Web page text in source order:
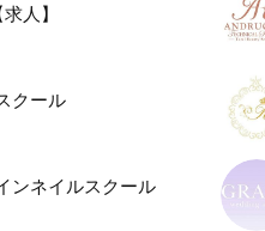
人】
クール
ンネイルスクール